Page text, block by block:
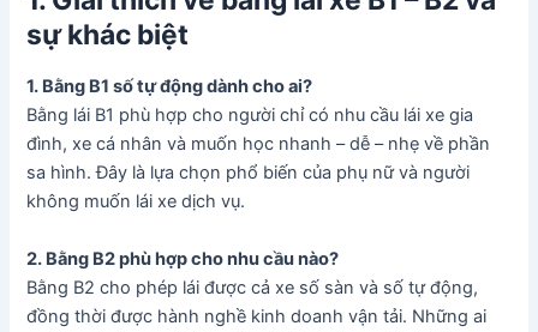
sự khác biệt
1. Bằng B1 số tự động dành cho ai?
Bằng lái B1 phù hợp cho người chỉ có nhu cầu lái xe gia
đình, xe cá nhân và muốn học nhanh – dễ – nhẹ về phần
sa hình. Đây là lựa chọn phổ biến của phụ nữ và người
không muốn lái xe dịch vụ.
2. Bằng B2 phù hợp cho nhu cầu nào?
Bằng B2 cho phép lái được cả xe số sàn và số tự động,
đồng thời được hành nghề kinh doanh vận tải. Những ai